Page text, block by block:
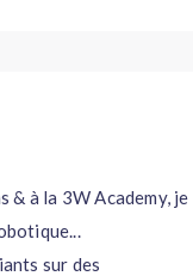
& à la 3W Academy, je
sur des